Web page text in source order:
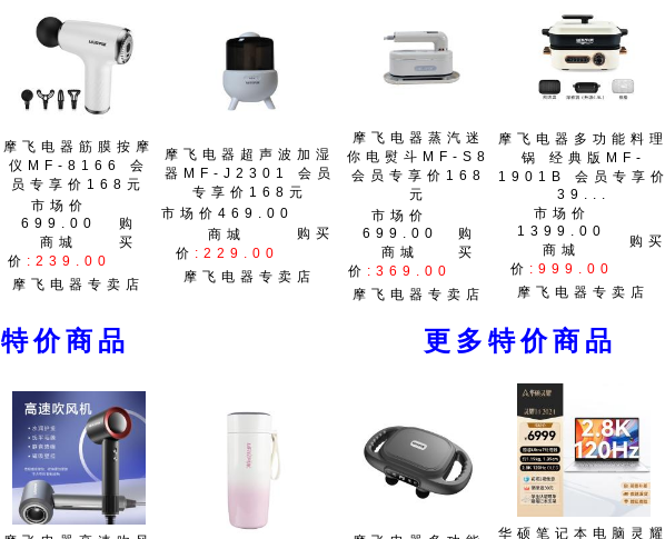
摩飞电器筋膜按摩
仪MF-8166 会
员专享价168元
市场价
699.00
购
买
商城
价 :239.00
摩飞电器专卖店
摩飞电器超声波加湿
器MF-J2301 会员
专享价168元
市场价469.00
购买
商城
价 :229.00
摩飞电器专卖店
摩飞电器蒸汽迷
你电熨斗MF-S8
会员专享价168
元
市场价
699.00
购
买
商城
价 :369.00
摩飞电器专卖店
摩飞电器多功能料理
锅 经典版MF-
1901B 会员专享价
39...
市场价
1399.00
购买
商城
价 :999.00
摩飞电器专卖店
特价商品 更多特价商品
华硕笔记本电脑灵耀